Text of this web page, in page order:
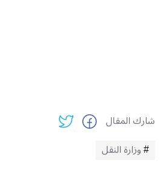
شارك المقال
وزارة النقل